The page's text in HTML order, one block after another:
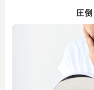
圧